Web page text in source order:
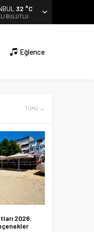
32 °C
BULUTLU
Eğlence
TÜMÜ →
2026: